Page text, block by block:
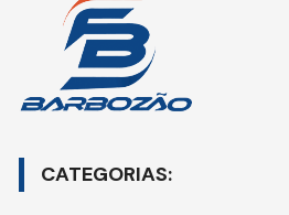
CATEGORIAS: